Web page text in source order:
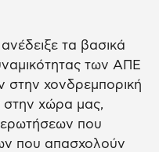
τα βασικά
των ΑΠΕ
στην χονδρεμπορική
στην χώρα μας,
που
που απασχολούν